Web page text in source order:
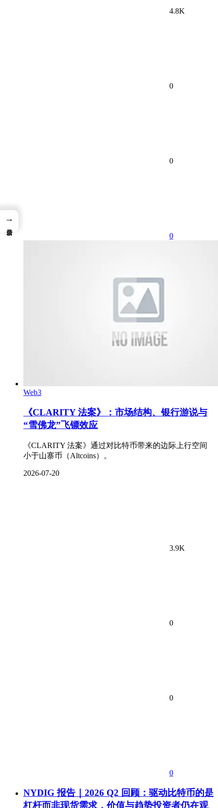
4.8K
0
0
0
Web3
《CLARITY 法案》：市场结构、银行游说与
“雪佛龙”飞镖效应
《CLARITY 法案》通过对比特币带来的边际上行空间
小于山寨币（Altcoins）。
2026-07-20
3.9K
0
0
0
NYDIG 报告｜2026 Q2 回顾：驱动比特币的是
杠杆而非现货需求，价值与趋势投资者仍在观
→